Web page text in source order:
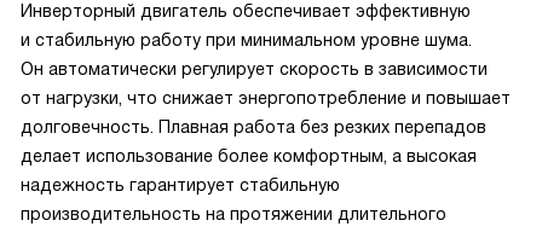
Инверторный двигатель обеспечивает эффективную
и стабильную работу при минимальном уровне шума.
Он автоматически регулирует скорость в зависимости
от нагрузки, что снижает энергопотребление и повышает
долговечность. Плавная работа без резких перепадов
делает использование более комфортным, а высокая
надежность гарантирует стабильную
производительность на протяжении длительного